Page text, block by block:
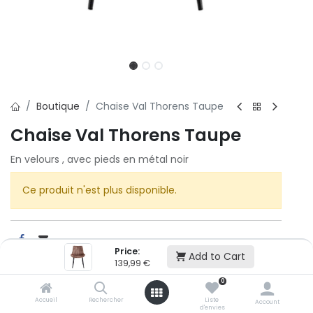
Price:
139,99 € Add to Cart
Accueil Rechercher
0
Liste
d'envies
Account
Boutique Chaise Val Thorens Taupe
Chaise Val Thorens Taupe
En velours , avec pieds en métal noir
Ce produit n'est plus disponible.
Cet article n'est plus disponible.